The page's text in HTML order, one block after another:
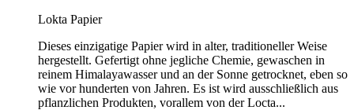
Lokta Papier
Dieses einzigatige Papier wird in alter, traditioneller Weise
hergestellt. Gefertigt ohne jegliche Chemie, gewaschen in
reinem Himalayawasser und an der Sonne getrocknet, eben so
wie vor hunderten von Jahren. Es ist wird ausschließlich aus
pflanzlichen Produkten, vorallem von der Locta...